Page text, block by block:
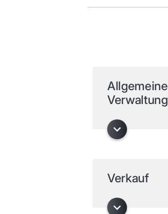
Allgemeine
Verwaltung
Verkauf